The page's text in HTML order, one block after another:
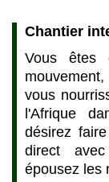
Chantier
Vous êtes
vous
l'Afrique
désirez
direct
épousez les